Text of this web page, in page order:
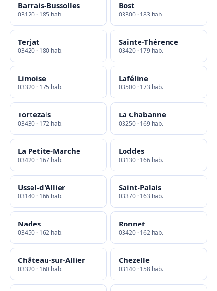
Barrais-Bussolles
03120 · 185 hab.
Bost
03300 · 183 hab.
Terjat
03420 · 180 hab.
Sainte-Thérence
03420 · 179 hab.
Limoise
03320 · 175 hab.
Laféline
03500 · 173 hab.
Tortezais
03430 · 172 hab.
La Chabanne
03250 · 169 hab.
La Petite-Marche
03420 · 167 hab.
Loddes
03130 · 166 hab.
Ussel-d'Allier
03140 · 166 hab.
Saint-Palais
03370 · 163 hab.
Nades
03450 · 162 hab.
Ronnet
03420 · 162 hab.
Château-sur-Allier
03320 · 160 hab.
Chezelle
03140 · 158 hab.